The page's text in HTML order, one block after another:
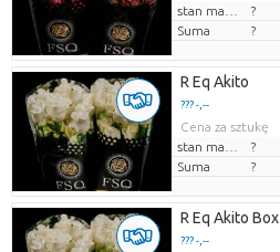
?
Suma
?
R Eq Akito
??? -,--
Cena za sztukę
?
Suma
?
R Eq Akito Box
??? -,--